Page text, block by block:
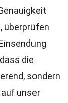
überprüfen
die
sondern
unser